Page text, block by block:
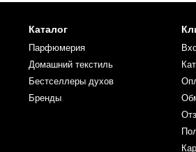
аромат дерева с нотками
и теплый аромат мускуса с молочными
путешествие. Позвольте себе
который станет вашим визитом.
Каталог
Парфюмерия
Домашний текстиль
Бестселлеры духов
Бренды